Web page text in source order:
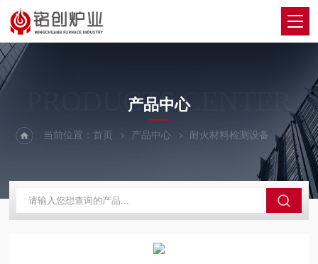
PRODUCTS CENTER
产品中心
当前位置：首页 产品中心 耐火材料检测设备 荷软